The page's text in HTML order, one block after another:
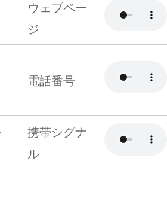
ウェブペー
ジ
電話番号
携帯シグナ
ル